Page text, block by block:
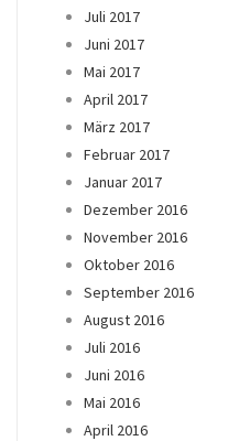
Juli 2017
Juni 2017
Mai 2017
April 2017
März 2017
Februar 2017
Januar 2017
Dezember 2016
November 2016
Oktober 2016
September 2016
August 2016
Juli 2016
Juni 2016
Mai 2016
April 2016